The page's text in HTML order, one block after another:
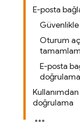
E-posta
Oturum
E-posta
doğrulama
Kullanımdan
doğrulama